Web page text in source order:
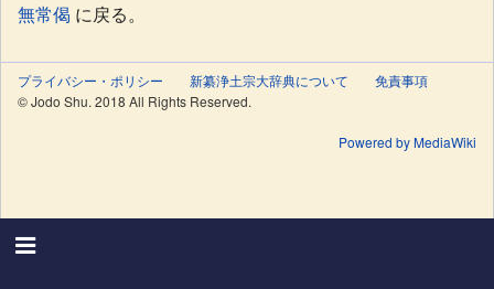
無常偈 に戻る。
プライバシー・ポリシー 新纂浄土宗大辞典について
免責事項
© Jodo Shu. 2018 All Rights Reserved.
Powered by MediaWiki